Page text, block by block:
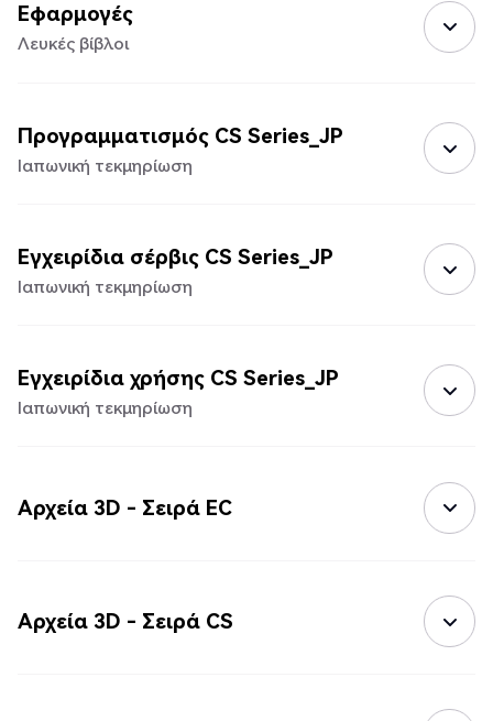
Εφαρμογές
Λευκές βίβλοι
Προγραμματισμός CS Series_JP
Ιαπωνική τεκμηρίωση
Εγχειρίδια σέρβις CS Series_JP
Ιαπωνική τεκμηρίωση
Εγχειρίδια χρήσης CS Series_JP
Ιαπωνική τεκμηρίωση
Αρχεία 3D - Σειρά EC
Αρχεία 3D - Σειρά CS